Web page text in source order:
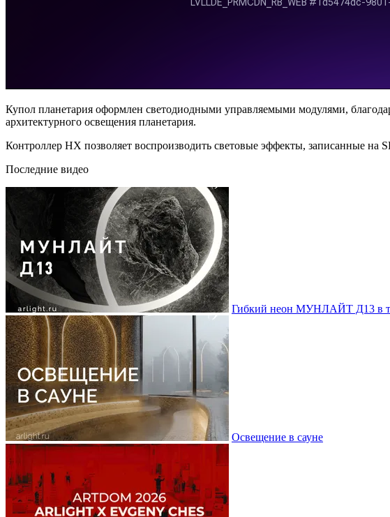
Купол планетария оформлен светодиодными управляемыми модулями,
архитектурного освещения планетария.
Контроллер HX позволяет воспроизводить световые эффекты, записанные на
Последние видео
Гибкий неон МУНЛАЙТ Д13 в
Освещение в сауне